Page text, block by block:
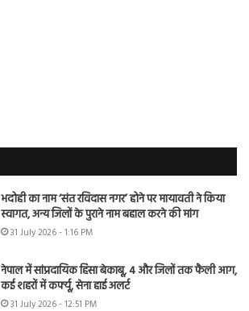
भदोही का नाम ‘संत रविदास नगर’ होने पर मायावती ने किया
स्वागत, अन्य जिलों के पुराने नाम बहाल करने की मांग
31 July 2026 - 1:16 PM
नेपाल में सांप्रदायिक हिंसा बेकाबू, 4 और जिलों तक फैली आग,
कई शहरों में कर्फ्यू, सेना हाई अलर्ट
31 July 2026 - 12:51 PM